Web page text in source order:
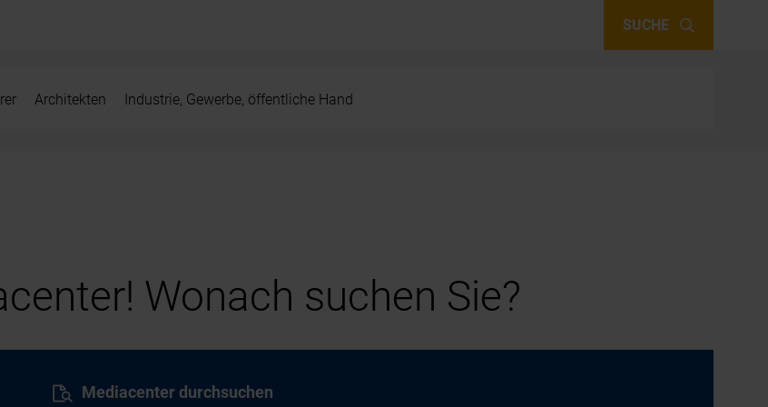
SUCHE
Architekten Industrie, Gewerbe, öffentliche Hand
Wonach suchen Sie?
Mediacenter durchsuchen